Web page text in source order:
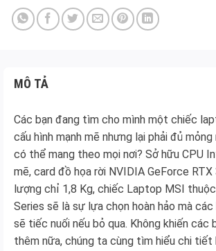
MÔ TẢ
Các bạn đang tìm cho mình một chiếc
cấu hình mạnh mẽ nhưng lại phải đủ
có thể mang theo mọi nơi? Sở hữu CPU
mẽ, card đồ họa rời NVIDIA GeForce
lượng chỉ 1,8 Kg, chiếc Laptop MSI
Series sẽ là sự lựa chọn hoàn hảo mà
sẽ tiếc nuối nếu bỏ qua. Không khiến các
thêm nữa, chúng ta cùng tìm hiểu chi tiết